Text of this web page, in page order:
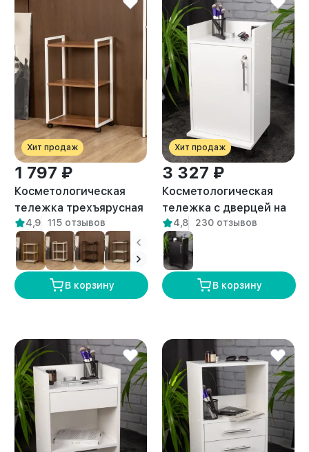
Хит продаж
1 797 ₽
Косметологическая
тележка трехъярусная
на колесиках Амур
белый/амаретто
4,9 115 отзывов
В корзину
Хит продаж
3 327 ₽
Косметологическая
тележка с дверцей на
замке Энца белая
4,8 230 отзывов
В корзину